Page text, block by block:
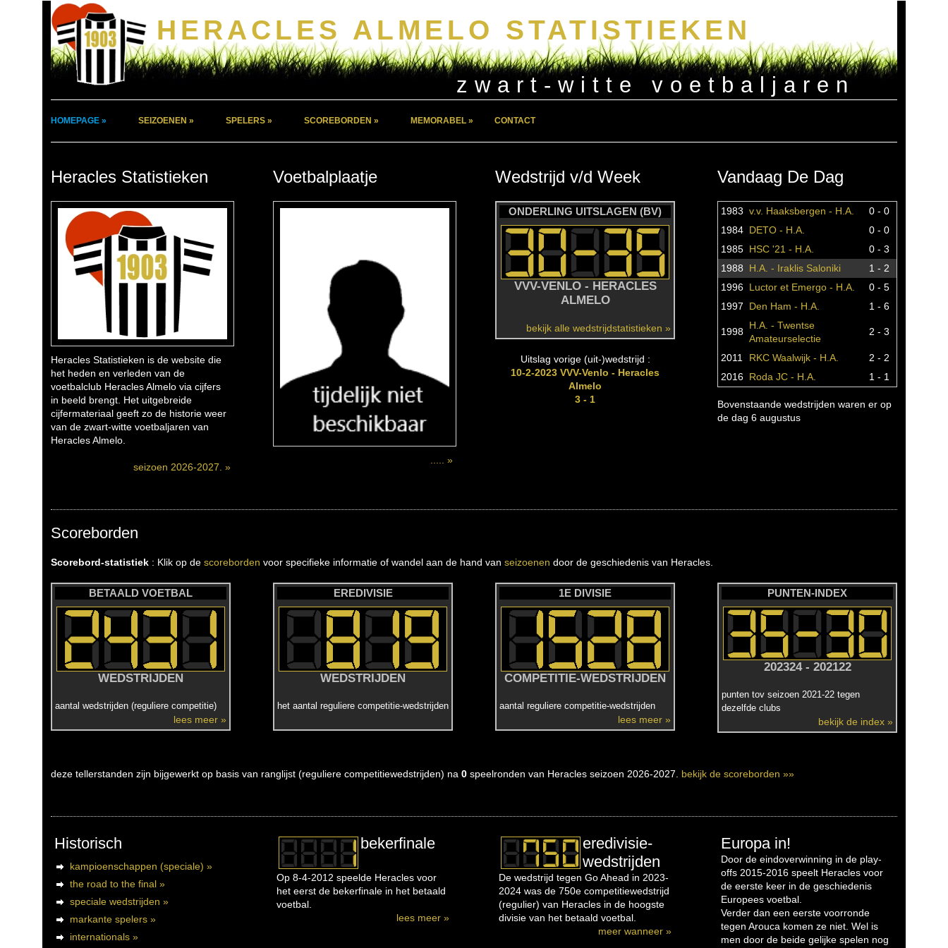
HERACLES ALMELO STATISTIEKEN
zwart-witte voetbaljaren
HOMEPAGE » SEIZOENEN » SPELERS » SCOREBORDEN » MEMORABEL » CONTACT
Heracles Statistieken
Heracles Statistieken is de website die
het heden en verleden van de
voetbalclub Heracles Almelo via cijfers
in beeld brengt. Het uitgebreide
cijfermateriaal geeft zo de historie weer
van de zwart-witte voetbaljaren van
Heracles Almelo.
seizoen 2026-2027. »
Voetbalplaatje
..... »
Wedstrijd v/d Week
ONDERLING UITSLAGEN (BV)
VVV-VENLO - HERACLES
ALMELO
bekijk alle wedstrijdstatistieken »
Uitslag vorige (uit-)wedstrijd :
10-2-2023 VVV-Venlo - Heracles
Almelo
3 - 1
Vandaag De Dag
1983 v.v. Haaksbergen - H.A.
0 - 0
1984 DETO - H.A.
0 - 0
1985 HSC '21 - H.A.
0 - 3
1988
H.A. - Iraklis Saloniki
1 - 2
1996 Luctor et Emergo - H.A.
0 - 5
1997
Den Ham - H.A. 1 - 6
1998
H.A. - Twentse
Amateurselectie
2 - 3
2011 RKC Waalwijk - H.A.
2 - 2
2016 Roda JC - H.A. 1 - 1
Bovenstaande wedstrijden waren er op
de dag 6 augustus
Scoreborden
Scorebord-statistiek : Klik op de scoreborden voor specifieke informatie of wandel aan de hand van seizoenen door de geschiedenis van Heracles.
BETAALD VOETBAL
WEDSTRIJDEN
aantal wedstrijden (reguliere competitie)
lees meer »
EREDIVISIE
WEDSTRIJDEN
het aantal reguliere competitie-wedstrijden
1E DIVISIE
COMPETITIE-WEDSTRIJDEN
aantal reguliere competitie-wedstrijden
lees meer »
PUNTEN-INDEX
202324 - 202122
punten tov seizoen 2021-22 tegen
dezelfde clubs
bekijk de index »
deze tellerstanden zijn bijgewerkt op basis van ranglijst (reguliere competitiewedstrijden) na 0 speelronden van Heracles seizoen 2026-2027. bekijk de scoreborden »»
Historisch
kampioenschappen (speciale) »
the road to the final »
speciale wedstrijden »
markante spelers »
internationals »
bekerfinale
Op 8-4-2012 speelde Heracles voor
het eerst de bekerfinale in het betaald
voetbal.
lees meer »
eredivisie-
wedstrijden
De wedstrijd tegen Go Ahead in 2023-
2024 was de 750e competitiewedstrijd
(regulier) van Heracles in de hoogste
divisie van het betaald voetbal.
meer wanneer »
Europa in!
Door de eindoverwinning in de play-
offs 2015-2016 speelt Heracles voor
de eerste keer in de geschiedenis
Europees voetbal.
Verder dan een eerste voorronde
tegen Arouca komen ze niet. Wel is
men door de beide gelijke spelen nog